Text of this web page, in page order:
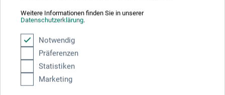
Weitere Informationen finden Sie in unserer
Datenschutzerklärung.
Notwendig
Präferenzen
Statistiken
Marketing
boesner
Karte
3.50 CHF